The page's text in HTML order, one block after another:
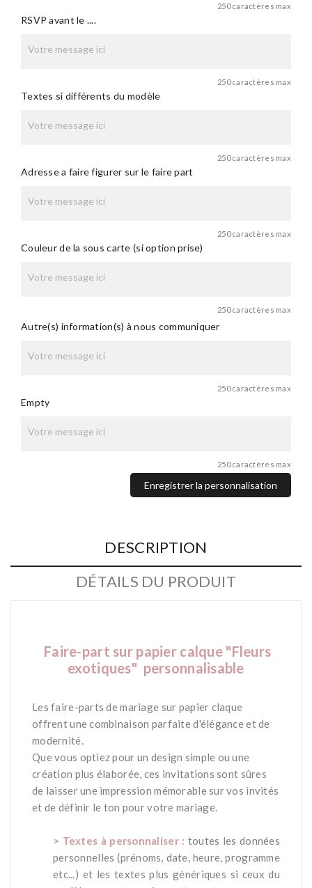
250 caractères max
RSVP avant le ....
250 caractères max
Textes si différents du modèle
250 caractères max
Adresse a faire figurer sur le faire part
250 caractères max
Couleur de la sous carte (si option prise)
250 caractères max
Autre(s) information(s) à nous communiquer
250 caractères max
Empty
250 caractères max
Enregistrer la personnalisation
DESCRIPTION
DÉTAILS DU PRODUIT
Faire-part sur papier calque "Fleurs
exotiques" personnalisable
Les faire-parts de mariage sur papier claque
offrent une combinaison parfaite d'élégance et de
modernité.
Que vous optiez pour un design simple ou une
création plus élaborée, ces invitations sont sûres
de laisser une impression mémorable sur vos invités
et de définir le ton pour votre mariage.
> Textes à personnaliser : toutes les données
personnelles (prénoms, date, heure, programme
etc...) et les textes plus génériques si ceux du